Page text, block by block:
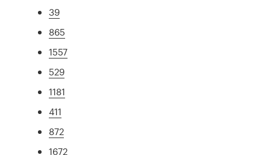
39
865
1557
529
1181
411
872
1672